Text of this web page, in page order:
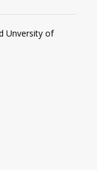
Unversity of